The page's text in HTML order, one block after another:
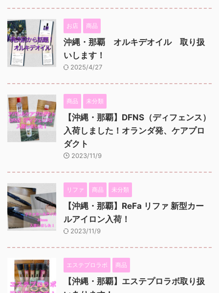
お店 商品
沖縄・那覇 オルキデオイル 取り扱
いします！
2025/4/27
商品 未分類
【沖縄・那覇】DFNS（ディフェンス）
入荷しました！オランダ発、ケアプロ
ダクト
2023/11/9
リファ 商品 未分類
【沖縄・那覇】ReFa リファ 新型カー
ルアイロン入荷！
2023/11/9
エステプロラボ 商品
【沖縄・那覇】エステプロラボ取り扱